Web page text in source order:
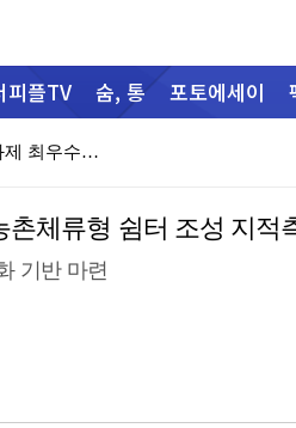
피플TV 숨, 통 포토에세이
제 최우수…
군립운주사문화관·전남대박물관 공동기획전 ‘운주사, 시간…
화순군가족센터, 취약가정 위한 육아용품지원 전달식 개최…
체류형 쉼터 조성 지적
기반 마련